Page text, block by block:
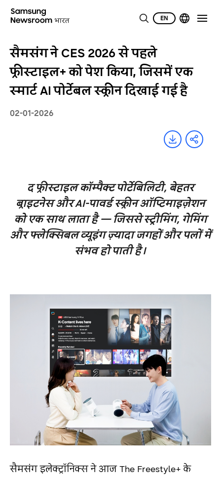
EN
सैमसंग ने CES 2026 से पहले
फ्रीस्टाइल+ को पेश किया, जिसमें एक
स्मार्ट AI पोर्टेबल स्क्रीन दिखाई गई है
02-01-2026
द फ्रीस्टाइल कॉम्पैक्ट पोर्टेबिलिटी, बेहतर
ब्राइटनेस और AI-पावर्ड स्क्रीन ऑप्टिमाइज़ेशन
को एक साथ लाता है — जिससे स्ट्रीमिंग, गेमिंग
और फ्लेक्सिबल व्यूइंग ज़्यादा जगहों और पलों में
संभव हो पाती है।
सैमसंग इलेक्ट्रॉनिक्स ने आज The Freestyle+ के